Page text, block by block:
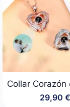
Collar Corazón
29,90 €